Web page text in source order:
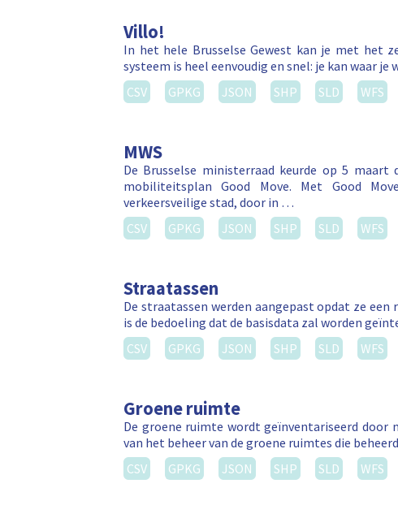
Villo!
In het hele Brusselse Gewest kan je met het
systeem is heel eenvoudig en snel: je kan waar
CSV
GPKG JSON SHP SLD WFS
MWS
De Brusselse ministerraad keurde op 5
mobiliteitsplan Good Move. Met Good
verkeersveilige stad, door in …
CSV
GPKG JSON SHP SLD WFS
Straatassen
De straatassen werden aangepast opdat ze
is de bedoeling dat de basisdata zal worden
CSV
GPKG JSON SHP SLD WFS
Groene ruimte
De groene ruimte wordt geïnventariseerd
van het beheer van de groene ruimtes die
CSV
GPKG JSON SHP SLD WFS